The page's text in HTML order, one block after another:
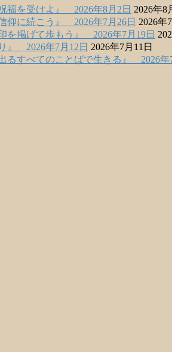
福を受けよ』 2026年8月2日 2026年8
に続こう』 2026年7月26日 2026年
掲げて歩もう』 2026年7月19日
』 2026年7月12日 2026年7月11日
すべてのことばで生きる』 2026年